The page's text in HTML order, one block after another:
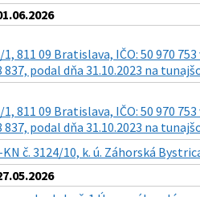
811 09 Bratislava, IČO: 50 970
podal dňa 31.10.2023 na
811 09 Bratislava, IČO: 50 970
podal dňa 31.10.2023 na
č. 3124/10, k. ú. Záhorská